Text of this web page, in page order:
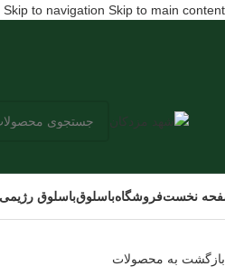
Skip to navigation Skip to main content
نخستفروشگاهباسلوقباسلوق رژیمی
بازگشت به محصولات